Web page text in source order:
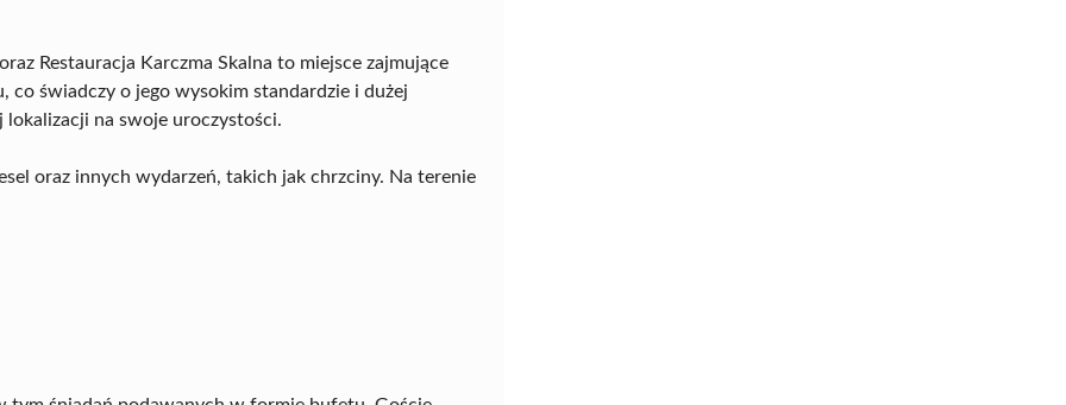
Restauracja Karczma Skalna to miejsce zajmujące
co świadczy o jego wysokim standardzie i dużej
na swoje uroczystości.
oraz innych wydarzeń, takich jak chrzciny. Na terenie